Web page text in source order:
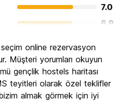
7.0
6.9
8.4
8.1
online rezervasyon
Müşteri yorumları okuyun
gençlik hostels haritası
teyitleri olarak özel teklifler
almak görmek için iyi